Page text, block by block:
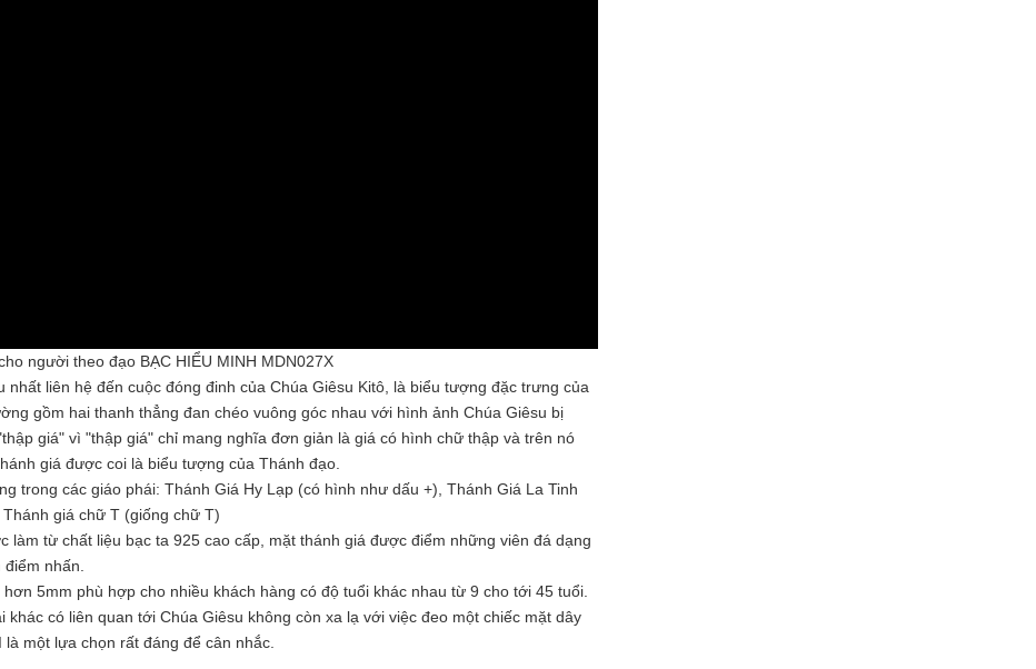
người theo đạo BẠC HIỂU MINH MDN027X
liên hệ đến cuộc đóng đinh của Chúa Giêsu Kitô, là biểu tượng đặc trưng của
gồm hai thanh thẳng đan chéo vuông góc nhau với hình ảnh Chúa Giêsu bị
giá" vì "thập giá" chỉ mang nghĩa đơn giản là giá có hình chữ thập và trên nó
giá được coi là biểu tượng của Thánh đạo.
trong các giáo phái: Thánh Giá Hy Lạp (có hình như dấu +), Thánh Giá La Tinh
giá chữ T (giống chữ T)
làm từ chất liệu bạc ta 925 cao cấp, mặt thánh giá được điểm những viên đá dạng
điểm nhấn.
5mm phù hợp cho nhiều khách hàng có độ tuổi khác nhau từ 9 cho tới 45 tuổi.
có liên quan tới Chúa Giêsu không còn xa lạ với việc đeo một chiếc mặt dây
một lựa chọn rất đáng để cân nhắc.